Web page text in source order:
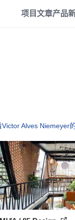
项目文章产品
Victor Alves Niemeyer